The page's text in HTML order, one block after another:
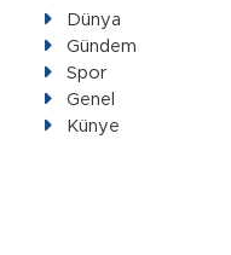
Dünya
Gündem
Spor
Genel
Künye